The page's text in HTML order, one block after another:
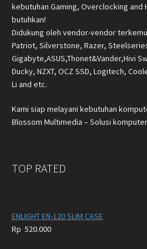
kebutuhan Gaming, Overclocking and
butuhkan!
Didukung oleh vendor-vendor
Patriot, Silverstone, Razer,
Gigabyte,ASUS,Thonet&Vander,Hivi
Ducky, NZXT, OCZ SSD, Logitech,
Li and etc.
Kami siap melayani kebutuhan
Blossom Multimedia – Solusi
TOP RATED
ENLIGHT EN-120 SLIM CASE
Rp 520.000